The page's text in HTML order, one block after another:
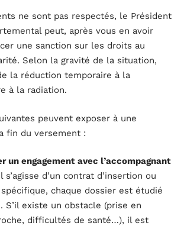
ne sont pas respectés, le Président
peut, après vous en avoir
une sanction sur les droits au
Selon la gravité de la situation,
la réduction temporaire à la
à la radiation.
peuvent exposer à une
fin du versement :
un engagement avec l’accompagnant
s’agisse d’un contrat d’insertion ou
spécifique, chaque dossier est étudié
S’il existe un obstacle (prise en
difficultés de santé…), il est